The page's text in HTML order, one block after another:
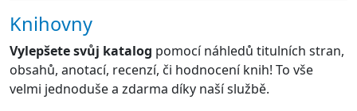
Knihovny
Vylepšete svůj katalog pomocí náhledů titulních stran,
obsahů, anotací, recenzí, či hodnocení knih! To vše
velmi jednoduše a zdarma díky naší službě.